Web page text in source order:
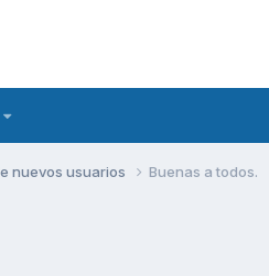
nuevos usuarios Buenas a todos.